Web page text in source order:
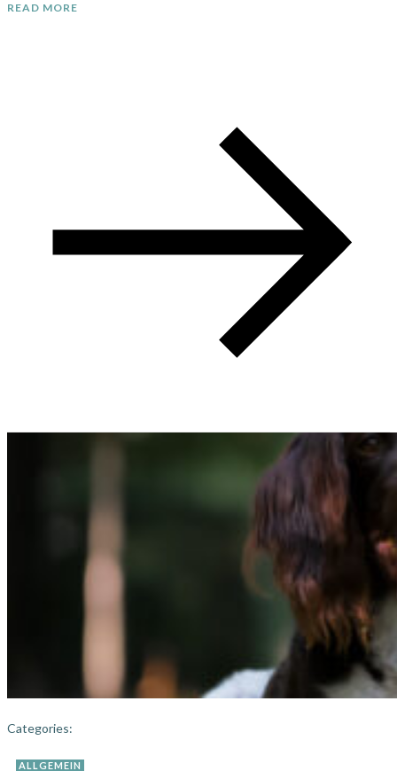
READ MORE
Categories:
ALLGEMEIN